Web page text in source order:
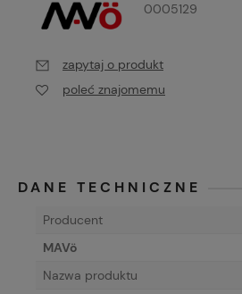
0005129
zapytaj o produkt
poleć znajomemu
DANE TECHNICZNE
Producent
MAVö
Nazwa produktu